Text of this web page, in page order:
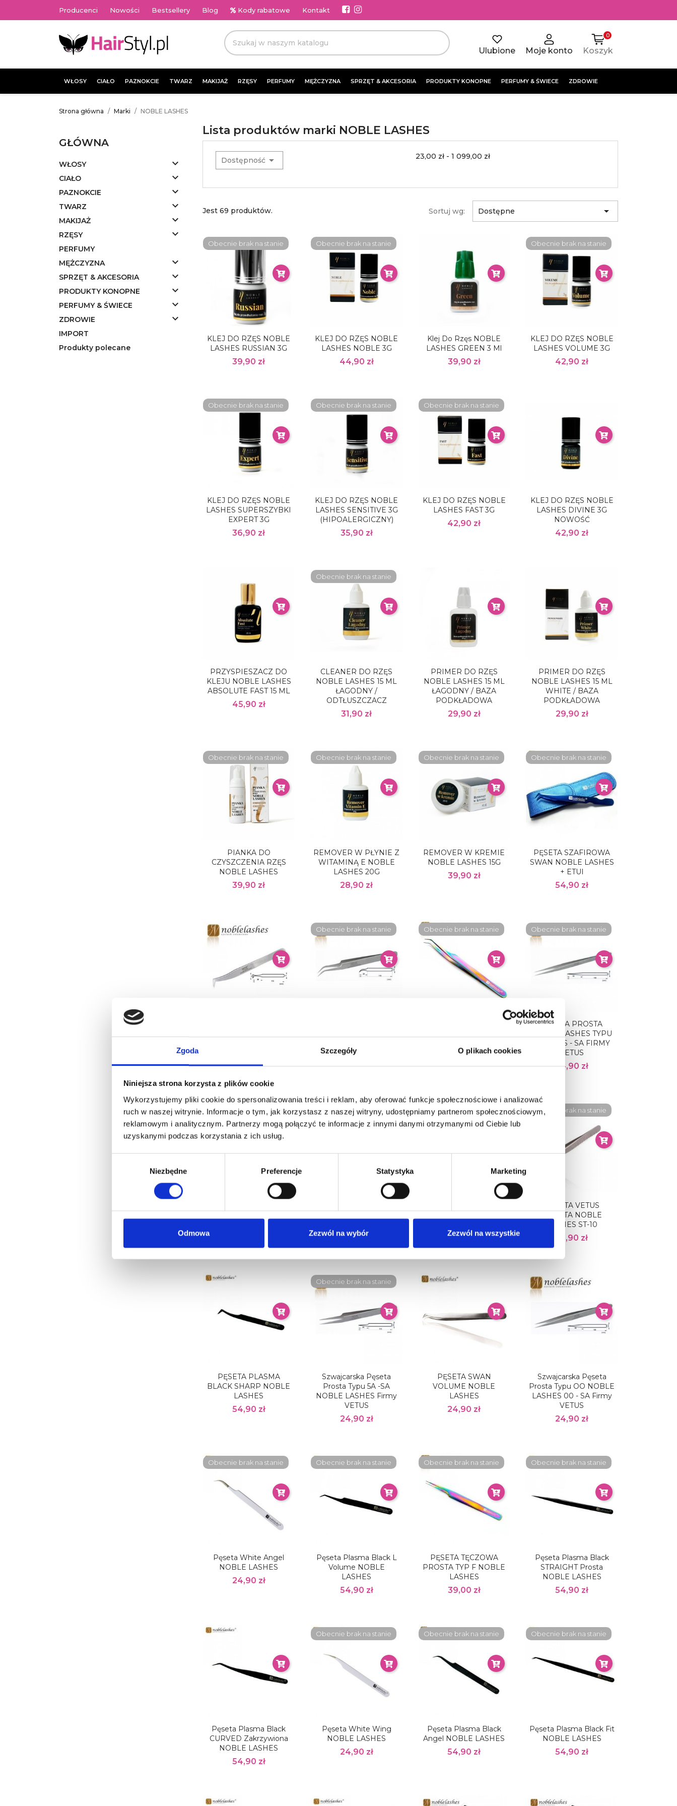
Zgoda Szczegóły O plikach cookies
Niniejsza strona korzysta z plików cookie
Wykorzystujemy pliki cookie do spersonalizowania treści i reklam, aby oferować funkcje społecznościowe i analizować
ruch w naszej witrynie. Informacje o tym, jak korzystasz z naszej witryny, udostępniamy partnerom społecznościowym,
reklamowym i analitycznym. Partnerzy mogą połączyć te informacje z innymi danymi otrzymanymi od Ciebie lub
uzyskanymi podczas korzystania z ich usług.
Niezbędne Preferencje Statystyka Marketing
Odmowa Zezwól na wybór Zezwól na wszystkie
Producenci Nowości Bestsellery Blog Kody rabatowe Kontakt
Koszyk
0
Moje konto
Ulubione
WŁOSY CIAŁO PAZNOKCIE TWARZ MAKIJAŻ RZĘSY PERFUMY MĘŻCZYZNA SPRZĘT & AKCESORIA PRODUKTY KONOPNE PERFUMY & ŚWIECE ZDROWIE
Strona główna Marki NOBLE LASHES
GŁÓWNA
WŁOSY 
CIAŁO 
PAZNOKCIE 
TWARZ 
MAKIJAŻ 
RZĘSY 
PERFUMY
MĘŻCZYZNA

SPRZĘT & AKCESORIA 
PRODUKTY KONOPNE 
PERFUMY & ŚWIECE 
ZDROWIE 
IMPORT
Produkty polecane
Lista produktów marki NOBLE LASHES
Dostępność  23,00 zł - 1 099,00 zł
Jest 69 produktów. Sortuj wg: Dostępne 
KLEJ DO RZĘS NOBLE
LASHES RUSSIAN 3G
39,90 zł
Obecnie brak na stanie
KLEJ DO RZĘS NOBLE
LASHES NOBLE 3G
44,90 zł
Obecnie brak na stanie
Klej Do Rzęs NOBLE
LASHES GREEN 3 Ml
39,90 zł
KLEJ DO RZĘS NOBLE
LASHES VOLUME 3G
42,90 zł
Obecnie brak na stanie
KLEJ DO RZĘS NOBLE
LASHES SUPERSZYBKI
EXPERT 3G
36,90 zł
Obecnie brak na stanie
KLEJ DO RZĘS NOBLE
LASHES SENSITIVE 3G
(HIPOALERGICZNY)
35,90 zł
Obecnie brak na stanie
KLEJ DO RZĘS NOBLE
LASHES FAST 3G
42,90 zł
Obecnie brak na stanie
KLEJ DO RZĘS NOBLE
LASHES DIVINE 3G
NOWOŚĆ
42,90 zł
PRZYSPIESZACZ DO
KLEJU NOBLE LASHES
ABSOLUTE FAST 15 ML
45,90 zł
CLEANER DO RZĘS
NOBLE LASHES 15 ML
ŁAGODNY /
ODTŁUSZCZACZ
31,90 zł
Obecnie brak na stanie
PRIMER DO RZĘS
NOBLE LASHES 15 ML
ŁAGODNY / BAZA
PODKŁADOWA
29,90 zł
PRIMER DO RZĘS
NOBLE LASHES 15 ML
WHITE / BAZA
PODKŁADOWA
29,90 zł
PIANKA DO
CZYSZCZENIA RZĘS
NOBLE LASHES
39,90 zł
Obecnie brak na stanie
REMOVER W PŁYNIE Z
WITAMINĄ E NOBLE
LASHES 20G
28,90 zł
Obecnie brak na stanie
REMOVER W KREMIE
NOBLE LASHES 15G
39,90 zł
Obecnie brak na stanie
PĘSETA SZAFIROWA
SWAN NOBLE LASHES
+ ETUI
54,90 zł
Obecnie brak na stanie
24,90 zł
FIRMY VETUS
24,90 zł
Obecnie brak na stanie
39,00 zł
Obecnie brak na stanie
PĘSETA PROSTA
NOBLE LASHES TYPU
(SLIM) SS - SA FIRMY
VETUS
24,90 zł
Obecnie brak na stanie
Obecnie brak na stanie
24,90 zł
Obecnie brak na stanie
22,90 zł
PĘSETA VETUS
PROSTA NOBLE
LASHES ST-10
22,90 zł
Obecnie brak na stanie
PĘSETA PLASMA
BLACK SHARP NOBLE
LASHES
54,90 zł
Szwajcarska Pęseta
Prosta Typu 5A -SA
NOBLE LASHES Firmy
VETUS
24,90 zł
Obecnie brak na stanie
PĘSETA SWAN
VOLUME NOBLE
LASHES
24,90 zł
Szwajcarska Pęseta
Prosta Typu OO NOBLE
LASHES 00 - SA Firmy
VETUS
24,90 zł
Pęseta White Angel
NOBLE LASHES
24,90 zł
Obecnie brak na stanie
Pęseta Plasma Black L
Volume NOBLE
LASHES
54,90 zł
Obecnie brak na stanie
PĘSETA TĘCZOWA
PROSTA TYP F NOBLE
LASHES
39,00 zł
Obecnie brak na stanie
Pęseta Plasma Black
STRAIGHT Prosta
NOBLE LASHES
54,90 zł
Obecnie brak na stanie
Pęseta Plasma Black
CURVED Zakrzywiona
NOBLE LASHES
54,90 zł
Pęseta White Wing
NOBLE LASHES
24,90 zł
Obecnie brak na stanie
Pęseta Plasma Black
Angel NOBLE LASHES
54,90 zł
Obecnie brak na stanie
Pęseta Plasma Black Fit
NOBLE LASHES
54,90 zł
Obecnie brak na stanie